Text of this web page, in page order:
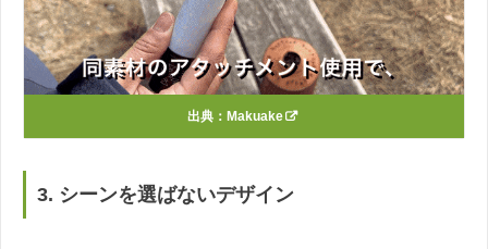
出典： Makuake
3. シーンを選ばないデザイン